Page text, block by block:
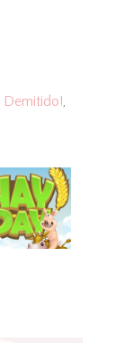
Demitido!,